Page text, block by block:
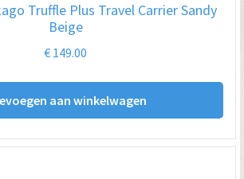
Truffle Plus Travel Carrier Sandy
Beige
€ 149.00
aan winkelwagen